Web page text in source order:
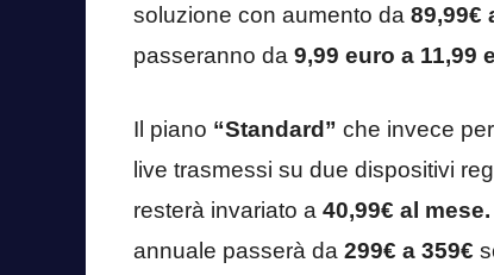
soluzione con aumento da 89,99€
passeranno da 9,99 euro a 11,99
Il piano “Standard” che invece
live trasmessi su due dispositivi
resterà invariato a 40,99€ al mese.
annuale passerà da 299€ a 359€